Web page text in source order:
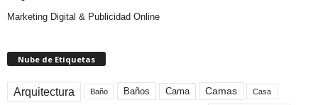
Marketing Digital & Publicidad Online
Nube de Etiquetas
Arquitectura Baño Baños Cama Camas Casa